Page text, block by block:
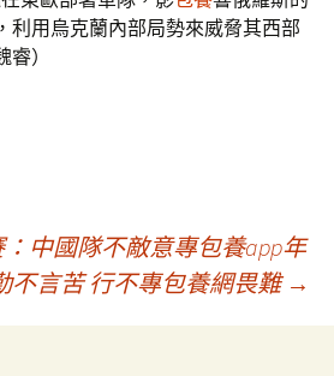
利用烏克蘭內部局勢來威脅其西部
）
：中國隊不敵意專包養app年
不言苦 行不專包養網畏難 →